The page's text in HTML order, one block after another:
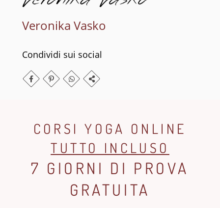
Veronika Vasko
Condividi sui social
CORSI YOGA ONLINE
TUTTO INCLUSO
7 GIORNI DI PROVA
GRATUITA